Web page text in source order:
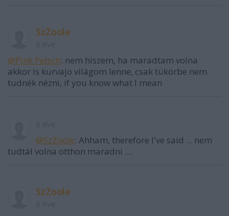
SzZoole
@Pink Petsch: nem hiszem, ha maradtam volna
akkor is kurvajo világom lenne, csak tükörbe nem
tudnék nézni, if you know what I mean
@SzZoole: Ahham, therefore I've said ... nem
tudtál volna otthon maradni ....
SzZoole